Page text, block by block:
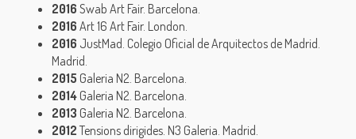
2016 Swab Art Fair. Barcelona.
2016 Art 16 Art Fair. London.
2016 JustMad. Colegio Oficial de Arquitectos de Madrid.
Madrid.
2015 Galeria N2. Barcelona.
2014 Galeria N2. Barcelona.
2013 Galeria N2. Barcelona.
2012 Tensions dirigides. N3 Galeria. Madrid.